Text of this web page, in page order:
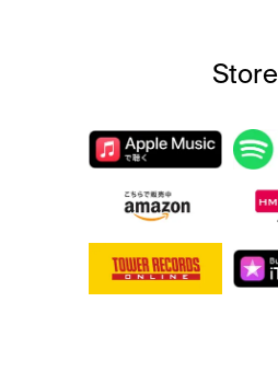
Store